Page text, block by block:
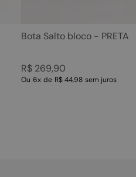
Bota Salto bloco - PRETA
R$ 269,90
Ou 6x de R$ 44,98 sem juros